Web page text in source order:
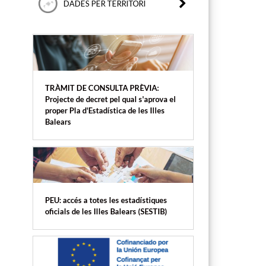
DADES PER TERRITORI
TRÀMIT DE CONSULTA PRÈVIA:
Projecte de decret pel qual s'aprova el
proper Pla d'Estadística de les Illes
Balears
PEU: accés a totes les estadístiques
oficials de les Illes Balears (SESTIB)